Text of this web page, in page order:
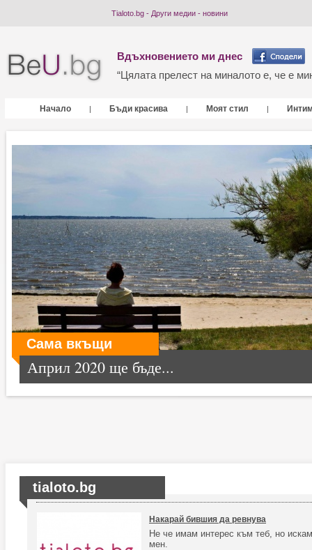
Tialoto.bg - Други медии - новини
Вдъхновението ми днес
“Цялата прелест на миналото е, че е
Начало | Бъди красива | Моят стил |
Сама вкъщи
Април 2020 ще бъде...
tialoto.bg
Накарай бившия да ревнува
Не че имам интерес към теб, но
мен.